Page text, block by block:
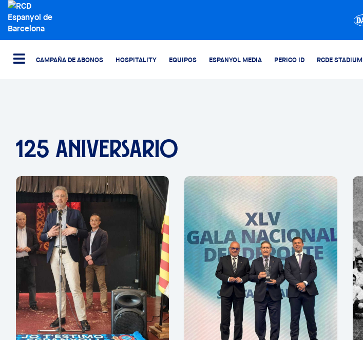
CAMPAÑA DE ABONOS HOSPITALITY EQUIPOS ESPANYOL MEDIA PERICO ID RCDE STADIUM
125 ANIVERSARIO